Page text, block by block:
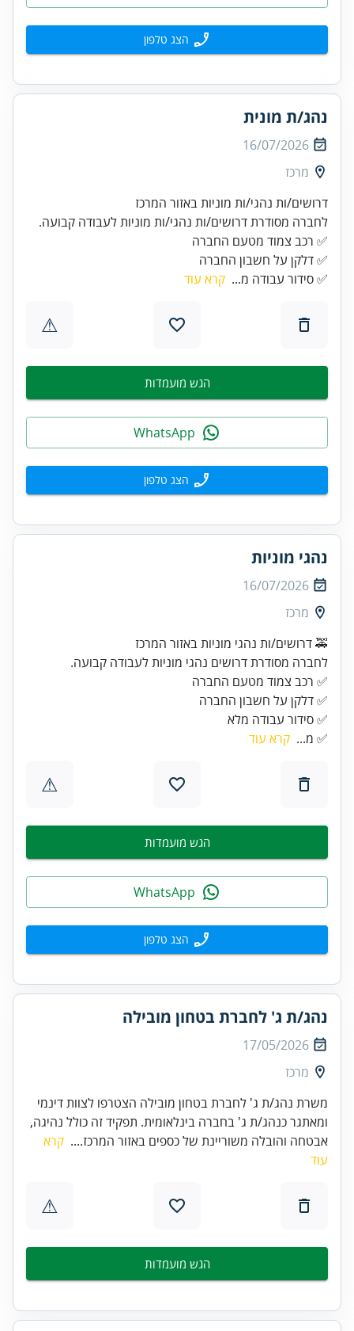
הצג טלפון
נהג/ת מונית
16/07/2026
מרכז
דרושים/ות נהגי/ות מוניות באזור המרכז
לחברה מסודרת דרושים/ות נהגי/ות מוניות לעבודה קבועה.
✅ דלקן על חשבון החברה
✅ סידור עבודה מ... קרא עוד
⚠
הגש מועמדות
הצג טלפון
נהגי מוניות
16/07/2026
מרכז
🚕 דרושים/ות נהגי מוניות באזור המרכז
לחברה מסודרת דרושים נהגי מוניות לעבודה קבועה.
✅ סידור עבודה מלא
✅ מ... קרא עוד
⚠
הגש מועמדות
הצג טלפון
נהג/ת ג' לחברת בטחון מובילה
17/05/2026
מרכז
משרת נהג/ת ג' לחברת בטחון מובילה הצטרפו לצוות דינמי
ומאתגר כנהג/ת ג' בחברה בינלאומית. תפקיד זה כולל נהיגה,
אבטחה והובלה משוריינת של כספים באזור המרכז.... קרא
עוד
⚠
הגש מועמדות